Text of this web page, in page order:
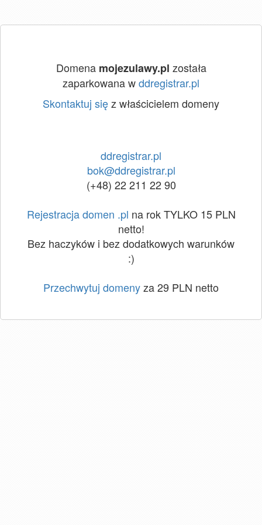
Domena mojezulawy.pl została
zaparkowana wddregistrar.pl
Skontaktuj sięz właścicielem domeny
ddregistrar.pl
bok@ddregistrar.pl
(+48) 22 211 22 90
Rejestracja domen .pl na rok TYLKO 15 PLN
netto!
Bez haczyków i bez dodatkowych warunków
:)
Przechwytuj domenyza 29 PLN netto